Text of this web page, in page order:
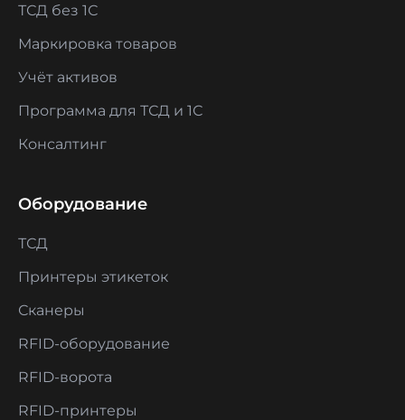
ТСД без 1С
Маркировка товаров
Учёт активов
Программа для ТСД и 1С
Консалтинг
Оборудование
ТСД
Принтеры этикеток
Сканеры
RFID-оборудование
RFID-ворота
RFID-принтеры